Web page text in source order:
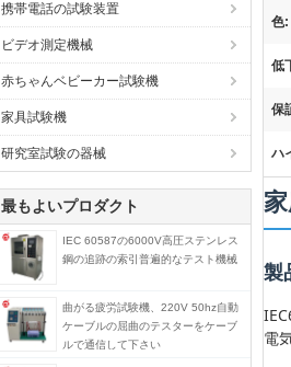
携帯電話の試験装置
ビデオ測定機械
赤ちゃんベビーカー試験機
家具試験機
研究室試験の器械
最もよいプロダクト
IEC 60587の6000V高圧ステンレス
鋼の追跡の索引普遍的なテスト機械
曲がる疲労試験機、220V 50hz自動
ケーブルの屈曲のテスターをケーブ
ルで通信して下さい
色:
低
保
ハ
製
電